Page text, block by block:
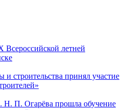
летней
и строительства принял участие
П. Огарёва прошла обучение